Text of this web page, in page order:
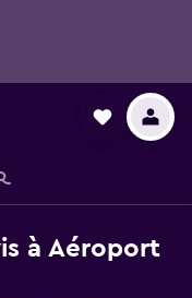
à Aéroport